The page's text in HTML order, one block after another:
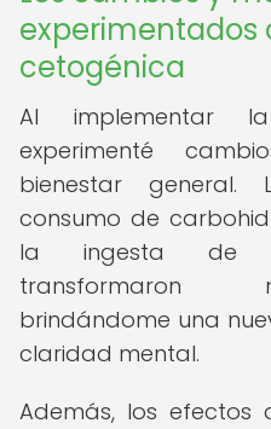
experimentados
cetogénica
Al implementar
experimenté
bienestar
consumo de
la ingesta de
transformaron
brindándome una
claridad mental.
Además, los efectos